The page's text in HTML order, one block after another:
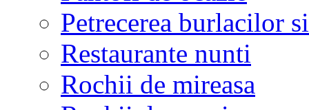
Petrecerea burlacilor
Restaurante nunti
Rochii de mireasa